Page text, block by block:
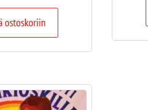
ostoskoriin